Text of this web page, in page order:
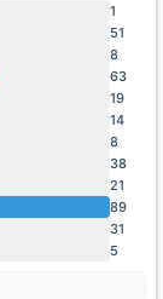
1
51
8
63
19
14
8
38
21
89
31
5